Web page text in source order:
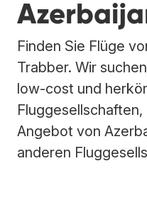
Finden Sie Flüge
Trabber. Wir
low-cost und
Angebot von
anderen